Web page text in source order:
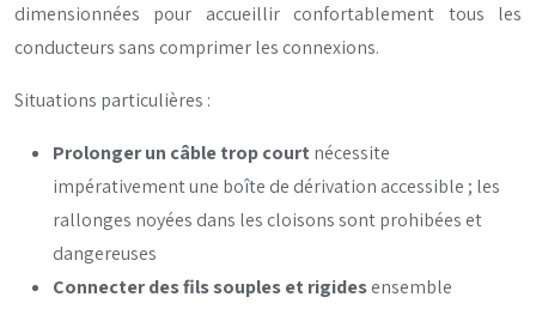
dimensionnées pour accueillir confortablement tous les
conducteurs sans comprimer les connexions.
Situations particulières :
Prolonger un câble trop court nécessite
impérativement une boîte de dérivation accessible ; les
rallonges noyées dans les cloisons sont prohibées et
dangereuses
Connecter des fils souples et rigidesensemble